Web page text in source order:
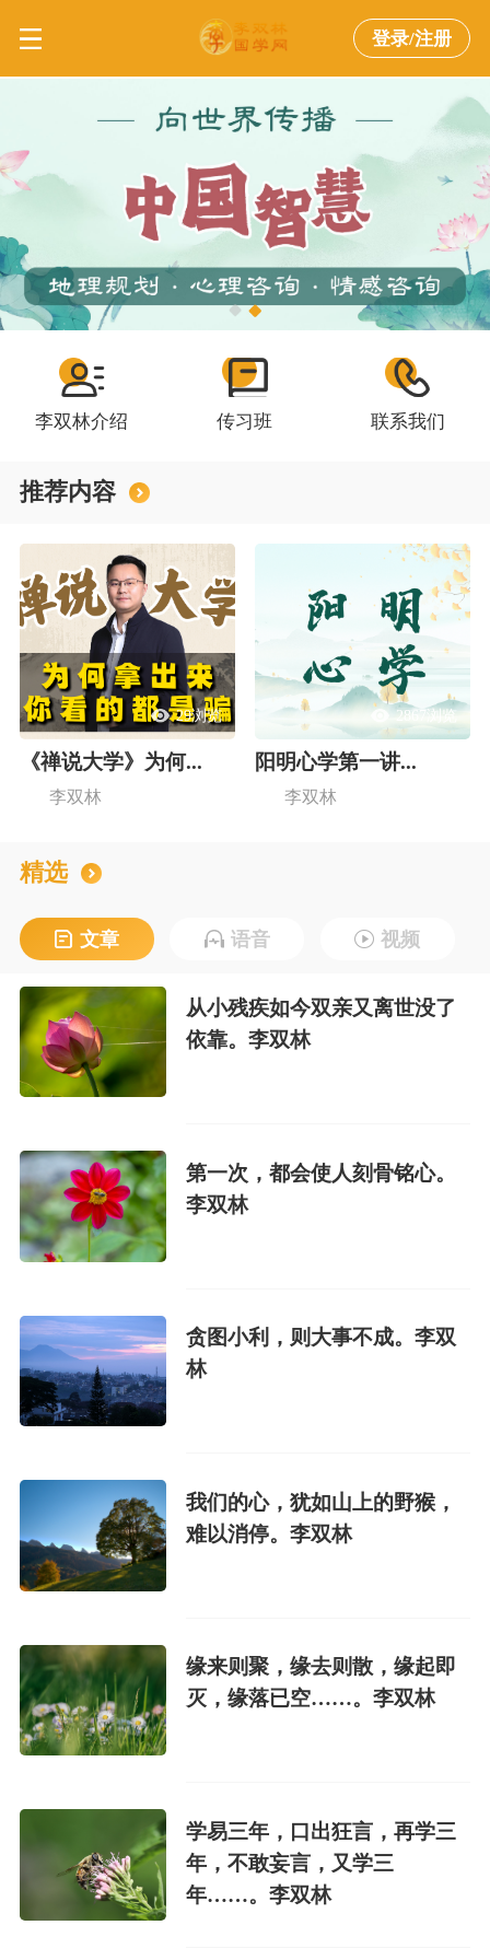
登录/注册
李双林介绍 传习班 联系我们
推荐内容
29浏览
《禅说大学》为何...
李双林
2867浏览
阳明心学第一讲...
李双林
精选
文章 语音 视频
从小残疾如今双亲又离世没了
依靠。李双林
第一次，都会使人刻骨铭心。
李双林
贪图小利，则大事不成。李双
林
我们的心，犹如山上的野猴，
难以消停。李双林
缘来则聚，缘去则散，缘起即
灭，缘落已空……。李双林
学易三年，口出狂言，再学三
年，不敢妄言，又学三
年……。李双林